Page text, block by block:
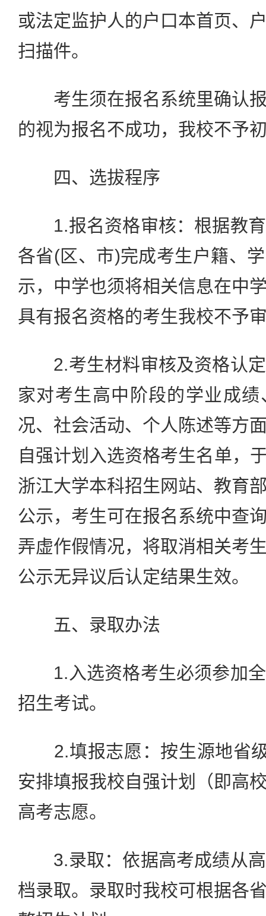
或法定监护人的户口本首页、
扫描件。
考生须在报名系统里确认报
的视为报名不成功，我校不予
四、选拔程序
1.报名资格审核：根据教育
各省(区、市)完成考生户籍、
示，中学也须将相关信息在中
具有报名资格的考生我校不予
2.考生材料审核及资格认定
家对考生高中阶段的学业成
况、社会活动、个人陈述等方
自强计划入选资格考生名单，
浙江大学本科招生网站、教育
公示，考生可在报名系统中查
弄虚作假情况，将取消相关考
公示无异议后认定结果生效。
五、录取办法
1.入选资格考生必须参加全
招生考试。
2.填报志愿：按生源地省
安排填报我校自强计划（即高
高考志愿。
3.录取：依据高考成绩从高
档录取。录取时我校可根据各